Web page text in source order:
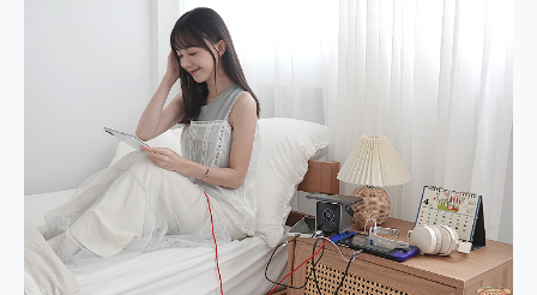
磁碟系統大風吹 有了 磁碟管理程式 EaseUS Partition Master 就是這麼簡單
MSI Claw 掌機專屬配件包 來囉 完美保護 MSI Claw A1M-026TW 電競掌機
人像旗艦 vivo V30 系列 開箱 評測! 首搭蔡司光學鏡頭、攝影棚級柔光環、拍攝功能最好玩的美拍神機 vivo V30 Pro
多個願望一次滿足 超強散熱 微星 MSI Claw A1M-026TW 電競掌機 開箱 評測